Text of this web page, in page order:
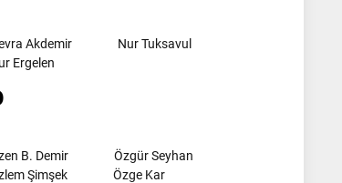
Akdemir
Nur Tuksavul
Ergelen
B. Demir
Özgür Seyhan
Şimşek
Özge Kar